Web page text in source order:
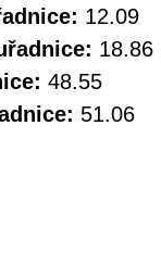
12.09
18.86
48.55
51.06